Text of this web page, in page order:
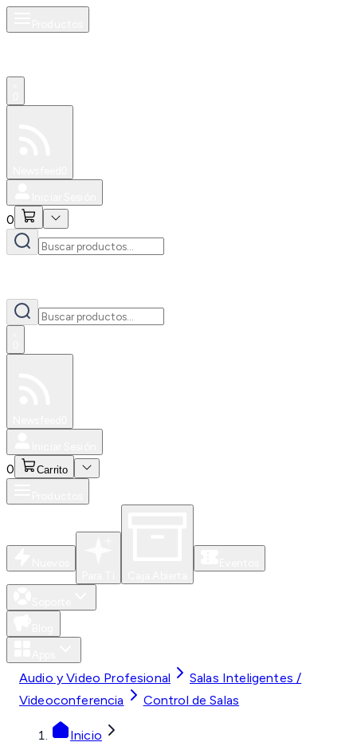
0
0 Carrito
Audio y Video Profesional
Salas Inteligentes /
Videoconferencia
Control de Salas
Inicio